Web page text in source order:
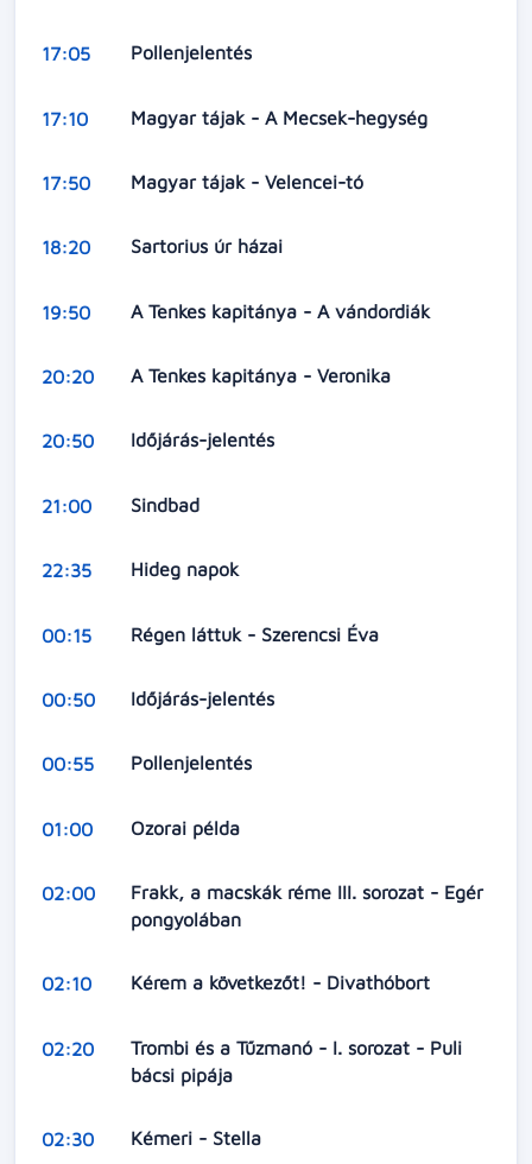
17:05 Pollenjelentés
17:10 Magyar tájak - A Mecsek-hegység
17:50 Magyar tájak - Velencei-tó
18:20 Sartorius úr házai
19:50 A Tenkes kapitánya - A vándordiák
20:20 A Tenkes kapitánya - Veronika
20:50 Időjárás-jelentés
21:00 Sindbad
22:35 Hideg napok
00:15 Régen láttuk - Szerencsi Éva
00:50 Időjárás-jelentés
00:55 Pollenjelentés
01:00 Ozorai példa
02:00
Frakk, a macskák réme III. sorozat - Egér
pongyolában
02:10 Kérem a következőt! - Divathóbort
02:20
Trombi és a Tűzmanó - I. sorozat - Puli
bácsi pipája
02:30 Kémeri - Stella